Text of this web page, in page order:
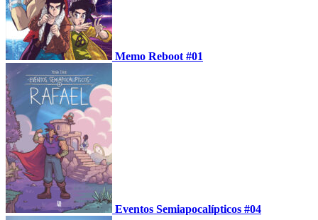
Memo Reboot #01
Eventos Semiapocalípticos #04